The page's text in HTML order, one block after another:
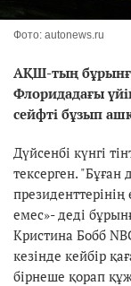
Фото: autonews.ru
АҚШ-тың
Флоридадағы
сейфті бұзып
Дүйсенбі күнгі
тексерген.
емес»- деді
Кристина Бобб
кезінде кейбір
бірнеше қорап